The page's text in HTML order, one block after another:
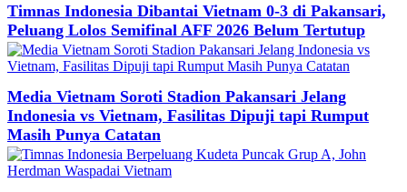
Timnas Indonesia Dibantai Vietnam 0-3 di Pakansari,
Peluang Lolos Semifinal AFF 2026 Belum Tertutup
Media Vietnam Soroti Stadion Pakansari Jelang
Indonesia vs Vietnam, Fasilitas Dipuji tapi Rumput
Masih Punya Catatan